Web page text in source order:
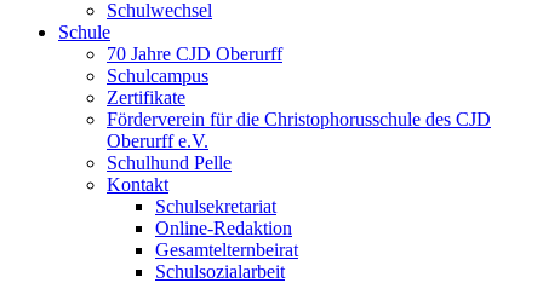
Schulwechsel
Schule
70 Jahre CJD Oberurff
Schulcampus
Zertifikate
Förderverein für die Christophorusschule des CJD
Oberurff e.V.
Schulhund Pelle
Kontakt
Schulsekretariat
Online-Redaktion
Gesamtelternbeirat
Schulsozialarbeit